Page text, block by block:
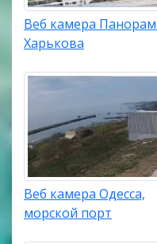
Веб камера
Харькова
Веб камера Одесса,
морской порт